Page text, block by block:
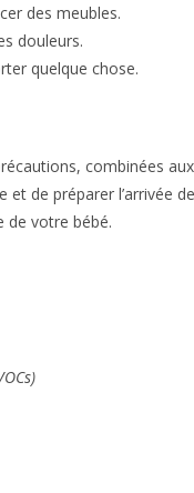
des meubles.
douleurs.
quelque chose.
combinées aux
de préparer l’arrivée de
de votre bébé.